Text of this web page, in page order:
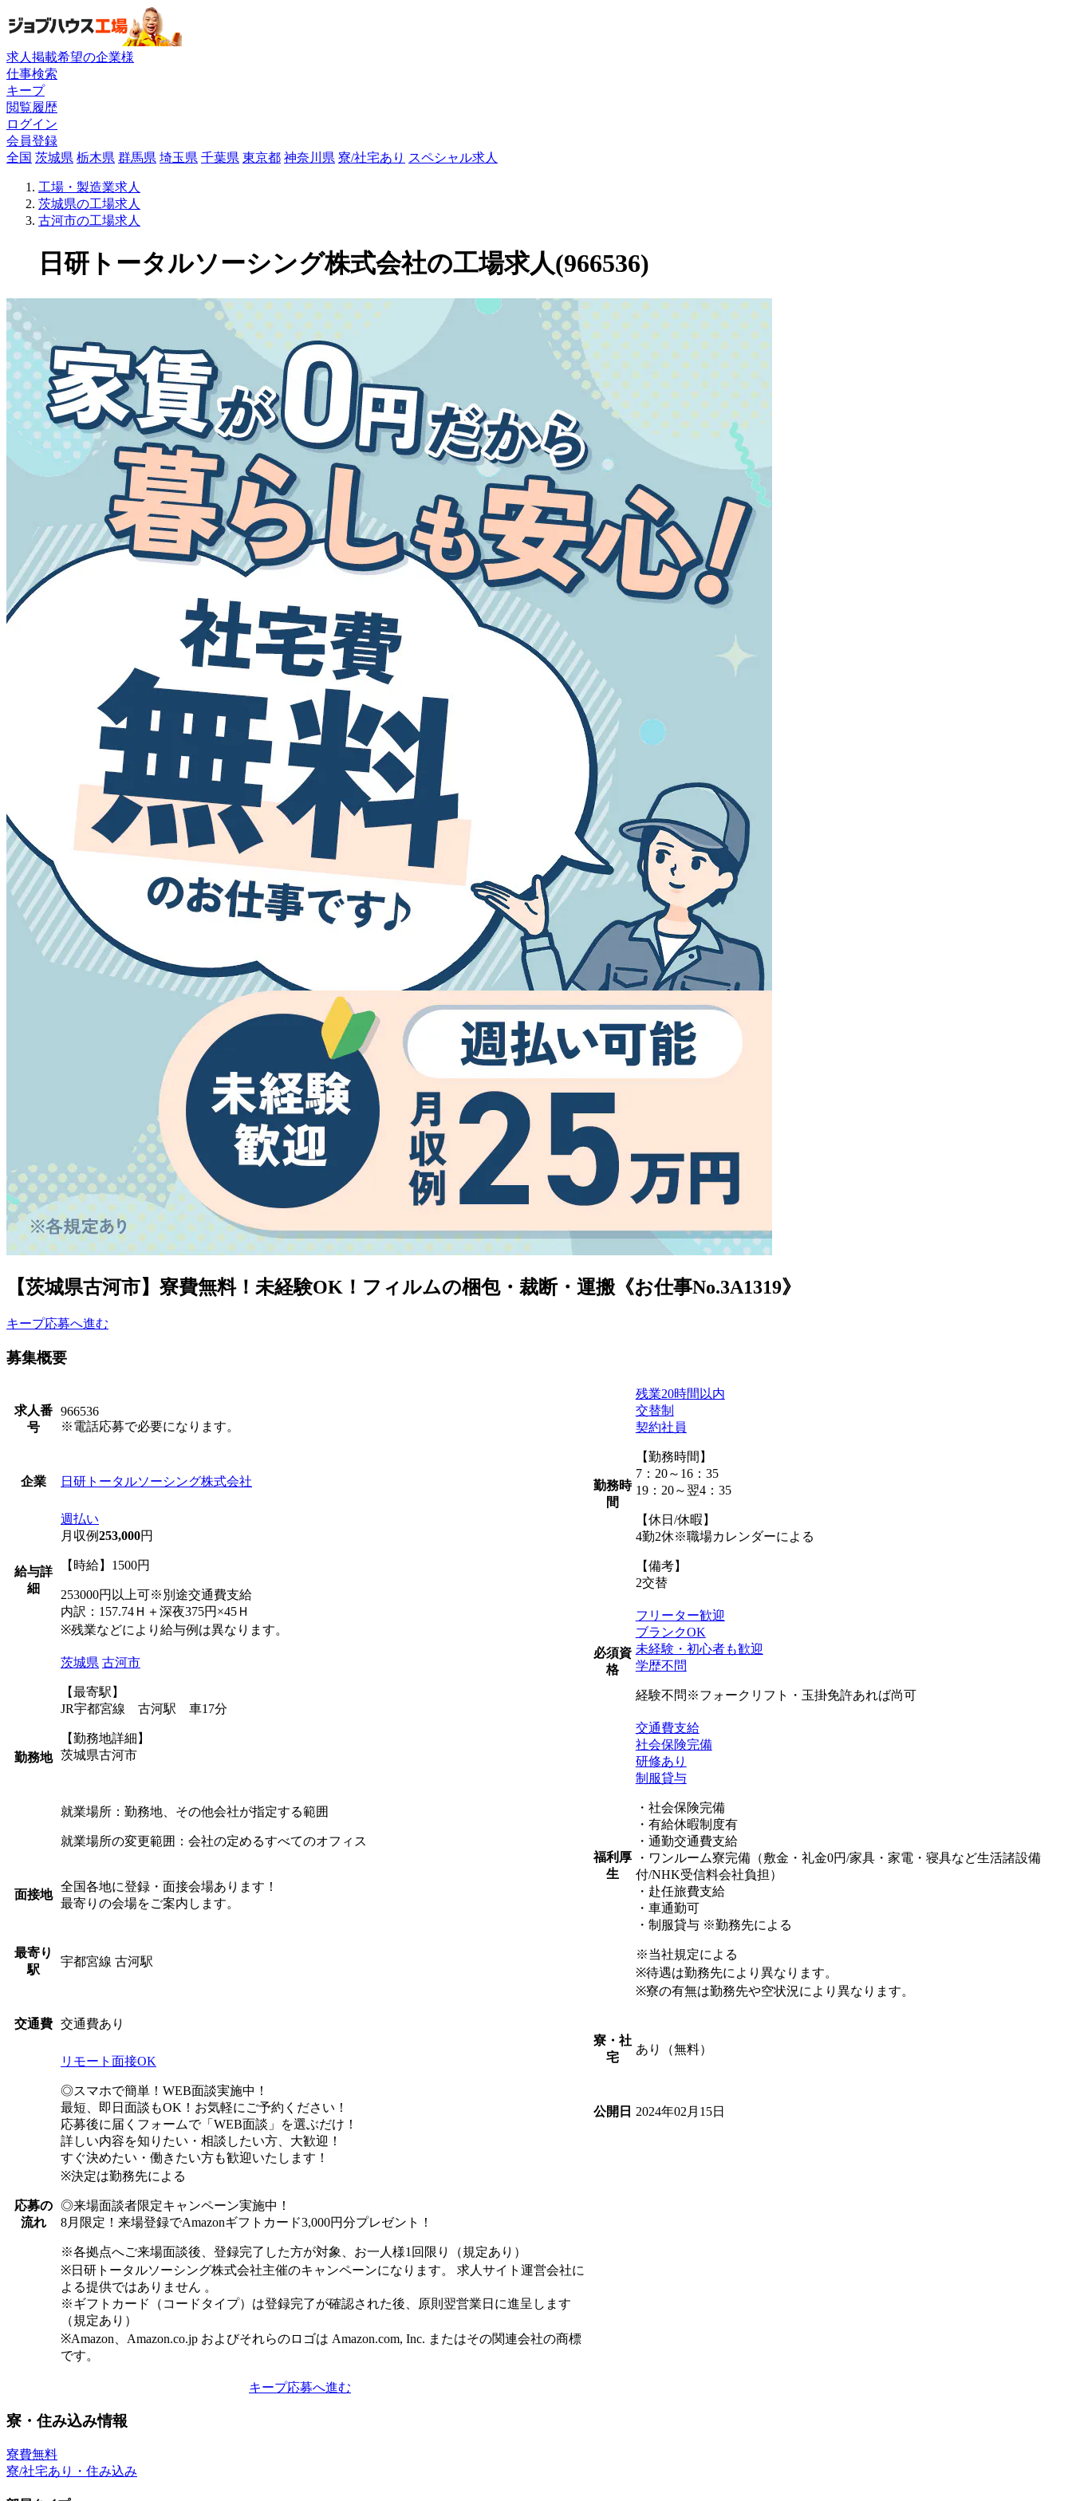
求人掲載希望の企業様
仕事検索
キープ
閲覧履歴
ログイン
会員登録
全国 茨城県 栃木県 群馬県 埼玉県 千葉県 東京都 神奈川県 寮/社宅あり スペシャル求人
工場・製造業求人
茨城県の工場求人
古河市の工場求人
日研トータルソーシング株式会社の工場求人(966536)
【茨城県古河市】寮費無料！未経験OK！フィルムの梱包・裁断・運搬《お仕事No.3A1319》
キープ応募へ進む
募集概要
求人番
号
966536
※電話応募で必要になります。
企業 日研トータルソーシング株式会社
給与詳
細
週払い
月収例253,000円
【時給】1500円
253000円以上可※別途交通費支給
内訳：157.74Ｈ＋深夜375円×45Ｈ
※残業などにより給与例は異なります。
勤務地
茨城県 古河市
【最寄駅】
JR宇都宮線 古河駅 車17分
【勤務地詳細】
茨城県古河市
就業場所：勤務地、その他会社が指定する範囲
就業場所の変更範囲：会社の定めるすべてのオフィス
面接地
全国各地に登録・面接会場あります！
最寄りの会場をご案内します。
最寄り
駅
宇都宮線 古河駅
交通費 交通費あり
応募の
流れ
リモート面接OK
◎スマホで簡単！WEB面談実施中！
最短、即日面談もOK！お気軽にご予約ください！
応募後に届くフォームで「WEB面談」を選ぶだけ！
詳しい内容を知りたい・相談したい方、大歓迎！
すぐ決めたい・働きたい方も歓迎いたします！
※決定は勤務先による
◎来場面談者限定キャンペーン実施中！
8月限定！来場登録でAmazonギフトカード3,000円分プレゼント！
※各拠点へご来場面談後、登録完了した方が対象、お一人様1回限り（規定あり）
※日研トータルソーシング株式会社主催のキャンペーンになります。 求人サイト運営会社に
よる提供ではありません 。
※ギフトカード（コードタイプ）は登録完了が確認された後、原則翌営業日に進呈します
（規定あり）
※Amazon、Amazon.co.jp およびそれらのロゴは Amazon.com, Inc. またはその関連会社の商標
です。
勤務時
間
残業20時間以内
交替制
契約社員
【勤務時間】
7：20～16：35
19：20～翌4：35
【休日/休暇】
4勤2休※職場カレンダーによる
【備考】
2交替
必須資
格
フリーター歓迎
ブランクOK
未経験・初心者も歓迎
学歴不問
経験不問※フォークリフト・玉掛免許あれば尚可
福利厚
生
交通費支給
社会保険完備
研修あり
制服貸与
・社会保険完備
・有給休暇制度有
・通勤交通費支給
・ワンルーム寮完備（敷金・礼金0円/家具・家電・寝具など生活諸設備
付/NHK受信料会社負担）
・赴任旅費支給
・車通勤可
・制服貸与 ※勤務先による
※当社規定による
※待遇は勤務先により異なります。
※寮の有無は勤務先や空状況により異なります。
寮・社
宅
あり（無料）
公開日 2024年02月15日
キープ応募へ進む
寮・住み込み情報
寮費無料
寮/社宅あり・住み込み